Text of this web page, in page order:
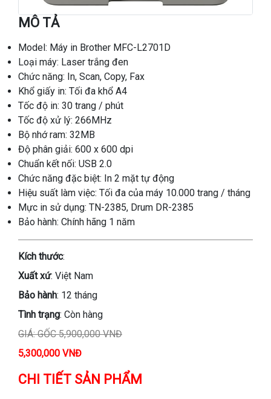
MÔ TẢ
Model: Máy in Brother MFC-L2701D
Loại máy: Laser trắng đen
Chức năng: In, Scan, Copy, Fax
Khổ giấy in: Tối đa khổ A4
Tốc độ in: 30 trang / phút
Tốc độ xử lý: 266MHz
Bộ nhớ ram: 32MB
Độ phân giải: 600 x 600 dpi
Chuẩn kết nối: USB 2.0
Chức năng đặc biệt: In 2 mặt tự động
Hiệu suất làm việc: Tối đa của máy 10.000 trang / tháng
Mực in sử dụng: TN-2385, Drum DR-2385
Bảo hành: Chính hãng 1 năm
Kích thước:
Xuất xứ: Việt Nam
Bảo hành: 12 tháng
Tình trạng: Còn hàng
GIÁ: GỐC 5,900,000 VNĐ
5,300,000 VNĐ
CHI TIẾT SẢN PHẨM